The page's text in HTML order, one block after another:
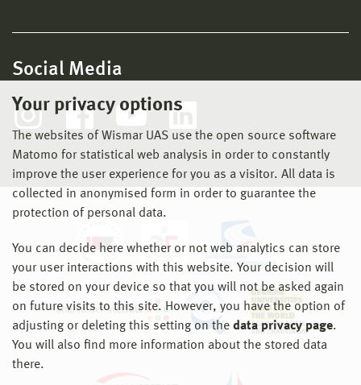
Your privacy options
The websites of Wismar UAS use the open source software
Matomo for statistical web analysis in order to constantly
improve the user experience for you as a visitor. All data is
collected in anonymised form in order to guarantee the
protection of personal data.
You can decide here whether or not web analytics can store
your user interactions with this website. Your decision will
be stored on your device so that you will not be asked again
on future visits to this site. However, you have the option of
adjusting or deleting this setting on the data privacy page.
You will also find more information about the stored data
there.
Social Media